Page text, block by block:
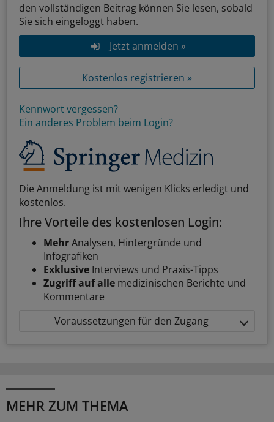
den vollständigen Beitrag können Sie lesen, sobald
Sie sich eingeloggt haben.
Jetzt anmelden »
Kostenlos registrieren »
Kennwort vergessen?
Ein anderes Problem beim Login?
Die Anmeldung ist mit wenigen Klicks erledigt und
kostenlos.
Ihre Vorteile des kostenlosen Login:
MehrAnalysen, Hintergründe und
Infografiken
Exklusive Interviews und Praxis-Tipps
Zugriff auf alle medizinischen Berichte und
Kommentare
Voraussetzungen für den Zugang
MEHR ZUM THEMA